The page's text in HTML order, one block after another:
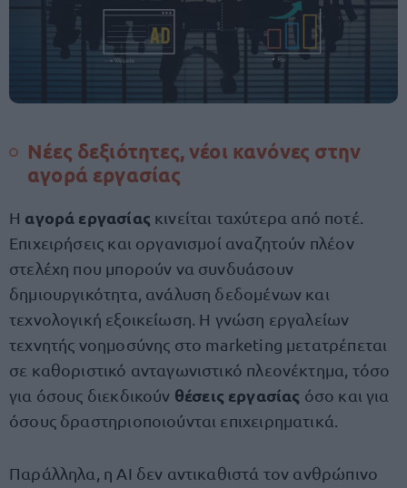
Νέες δεξιότητες, νέοι κανόνες στην
αγορά εργασίας
Η αγορά εργασίας κινείται ταχύτερα από ποτέ.
Επιχειρήσεις και οργανισμοί αναζητούν πλέον
στελέχη που μπορούν να συνδυάσουν
δημιουργικότητα, ανάλυση δεδομένων και
τεχνολογική εξοικείωση. Η γνώση εργαλείων
τεχνητής νοημοσύνης στο marketing μετατρέπεται
σε καθοριστικό ανταγωνιστικό πλεονέκτημα, τόσο
για όσους διεκδικούν θέσεις εργασίας όσο και για
όσους δραστηριοποιούνται επιχειρηματικά.
Παράλληλα, η AI δεν αντικαθιστά τον ανθρώπινο